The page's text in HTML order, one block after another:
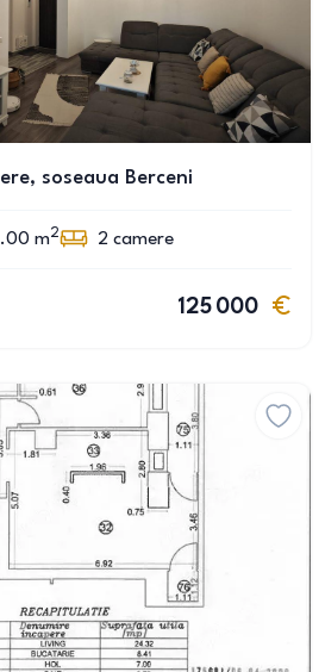
soseaua Berceni
m2 2 camere
125 000